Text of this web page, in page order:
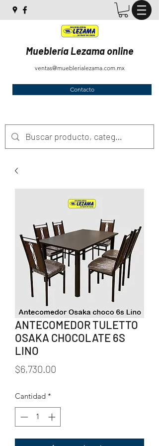
Mueblería Lezama online
ventas@mueblerialezama.com.mx
Contacto
ANTECOMEDOR TULETTO
OSAKA CHOCOLATE 6S
LINO
$6,730.00
Cantidad *